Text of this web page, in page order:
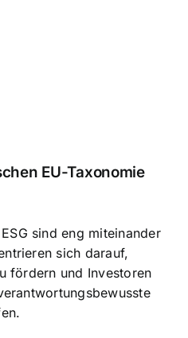
EU-Taxonomie
sind eng miteinander
sich darauf,
fördern und Investoren